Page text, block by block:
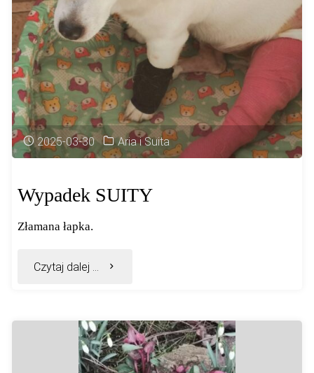
2025-03-30 Aria i Suita
Wypadek SUITY
Złamana łapka.
Czytaj dalej ... "Wypadek